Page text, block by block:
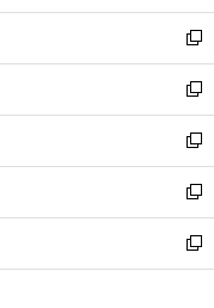
開
く
ウ
で
開
く
ン
ド
ウ
で
開
く
ウ
ィ
ン
ド
ウ
で
開
く
新
し
い
ウ
ィ
ン
ド
ウ
で
開
新
し
い
ウ
ィ
ン
ド
ウ
新
し
い
ウ
ィ
ン
新
し
い
ウ
新
し